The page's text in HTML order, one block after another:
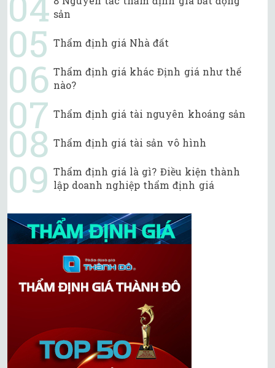
sản
Thẩm định giá Nhà đất
Thẩm định giá khác Định giá như thế
nào?
Thẩm định giá tài nguyên khoáng sản
Thẩm định giá tài sản vô hình
Thẩm định giá là gì? Điều kiện thành
lập doanh nghiệp thẩm định giá